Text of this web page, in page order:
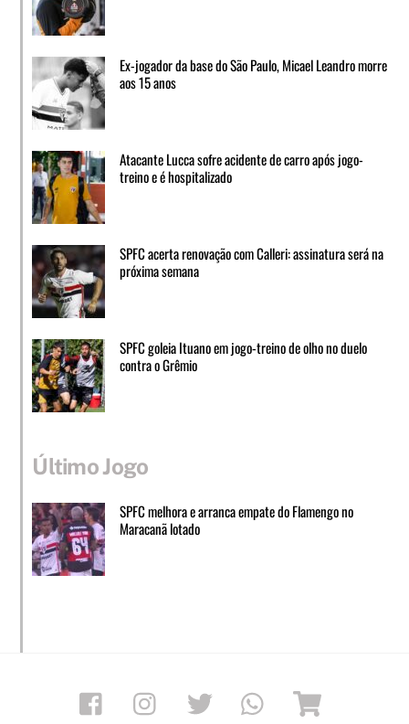
Ex-jogador da base do São Paulo, Micael Leandro morre
aos 15 anos
Atacante Lucca sofre acidente de carro após jogo-
treino e é hospitalizado
SPFC acerta renovação com Calleri: assinatura será na
próxima semana
SPFC goleia Ituano em jogo-treino de olho no duelo
contra o Grêmio
Último Jogo
SPFC melhora e arranca empate do Flamengo no
Maracanã lotado
Facebook Instagram Twitter Whatsapp